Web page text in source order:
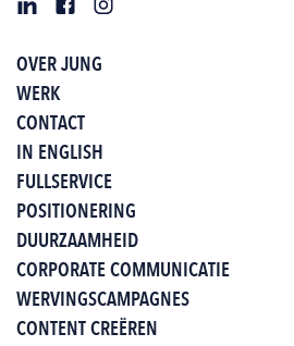
OVER JUNG
WERK
CONTACT
IN ENGLISH
FULLSERVICE
POSITIONERING
DUURZAAMHEID
CORPORATE COMMUNICATIE
WERVINGSCAMPAGNES
CONTENT CREËREN